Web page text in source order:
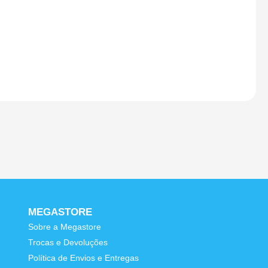
MEGASTORE
Sobre a Megastore
Trocas e Devoluções
Política de Envios e Entregas